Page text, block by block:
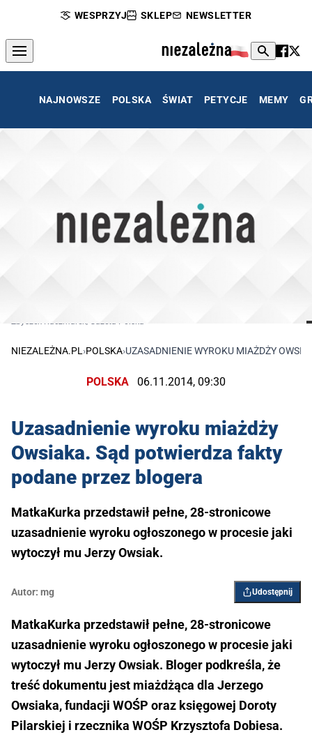
WESPRZYJ SKLEP NEWSLETTER
NAJNOWSZE POLSKA ŚWIAT PETYCJE MEMY
NIEZALEŻNA.PL ›POLSKA›UZASADNIENIE WYROKU MIAŻDŻY
POLSKA 06.11.2014, 09:30
Uzasadnienie wyroku miażdży
Owsiaka. Sąd potwierdza fakty
podane przez blogera
MatkaKurka przedstawił pełne, 28-stronicowe
uzasadnienie wyroku ogłoszonego w procesie jaki
wytoczył mu Jerzy Owsiak.
Autor: mg Udostępnij
MatkaKurka przedstawił pełne, 28-stronicowe
uzasadnienie wyroku ogłoszonego w procesie jaki
wytoczył mu Jerzy Owsiak. Bloger podkreśla, że
treść dokumentu jest miażdżąca dla Jerzego
Owsiaka, fundacji WOŚP oraz księgowej Doroty
Pilarskiej i rzecznika WOŚP Krzysztofa Dobiesa.